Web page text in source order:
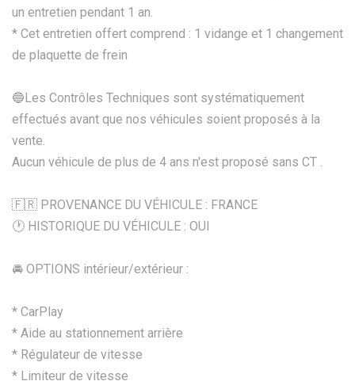
un entretien pendant 1 an.
* Cet entretien offert comprend : 1 vidange et 1 changement
de plaquette de frein
🔵Les Contrôles Techniques sont systématiquement
effectués avant que nos véhicules soient proposés à la
vente.
Aucun véhicule de plus de 4 ans n'est proposé sans CT .
🇫🇷 PROVENANCE DU VÉHICULE : FRANCE
🕐 HISTORIQUE DU VÉHICULE : OUI
🚘 OPTIONS intérieur/extérieur :
* CarPlay
* Aide au stationnement arrière
* Régulateur de vitesse
* Limiteur de vitesse